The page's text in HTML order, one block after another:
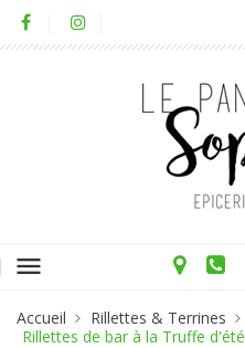
menu
Accueil Rillettes & Terrines
Rillettes de bar à la Truffe d'été